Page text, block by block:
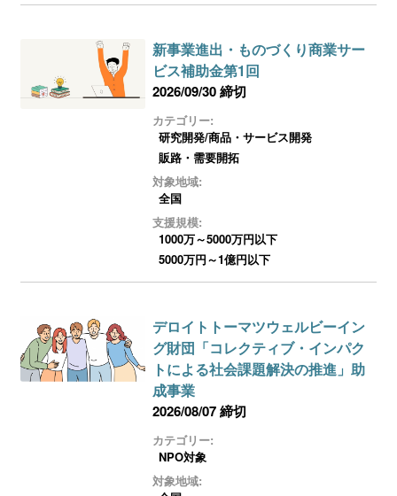
新事業進出・ものづくり商業サー
ビス補助金第1回
2026/09/30 締切
カテゴリー:
研究開発/商品・サービス開発
販路・需要開拓
対象地域:
全国
支援規模:
1000万～5000万円以下
5000万円～1億円以下
デロイトトーマツウェルビーイン
グ財団「コレクティブ・インパク
トによる社会課題解決の推進」助
成事業
2026/08/07 締切
カテゴリー:
NPO対象
対象地域: